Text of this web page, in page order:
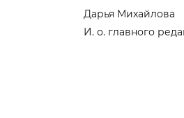
Дарья Михайлова
И. о. главного